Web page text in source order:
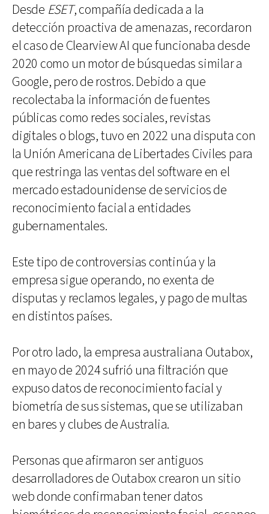
Desde ESET, compañía dedicada a la
detección proactiva de amenazas, recordaron
el caso de Clearview AI que funcionaba desde
2020 como un motor de búsquedas similar a
Google, pero de rostros. Debido a que
recolectaba la información de fuentes
públicas como redes sociales, revistas
digitales o blogs, tuvo en 2022 una disputa con
la Unión Americana de Libertades Civiles para
que restringa las ventas del software en el
mercado estadounidense de servicios de
reconocimiento facial a entidades
gubernamentales.
Este tipo de controversias continúa y la
empresa sigue operando, no exenta de
disputas y reclamos legales, y pago de multas
en distintos países.
Por otro lado, la empresa australiana Outabox,
en mayo de 2024 sufrió una filtración que
expuso datos de reconocimiento facial y
biometría de sus sistemas, que se utilizaban
en bares y clubes de Australia.
Personas que afirmaron ser antiguos
desarrolladores de Outabox crearon un sitio
web donde confirmaban tener datos